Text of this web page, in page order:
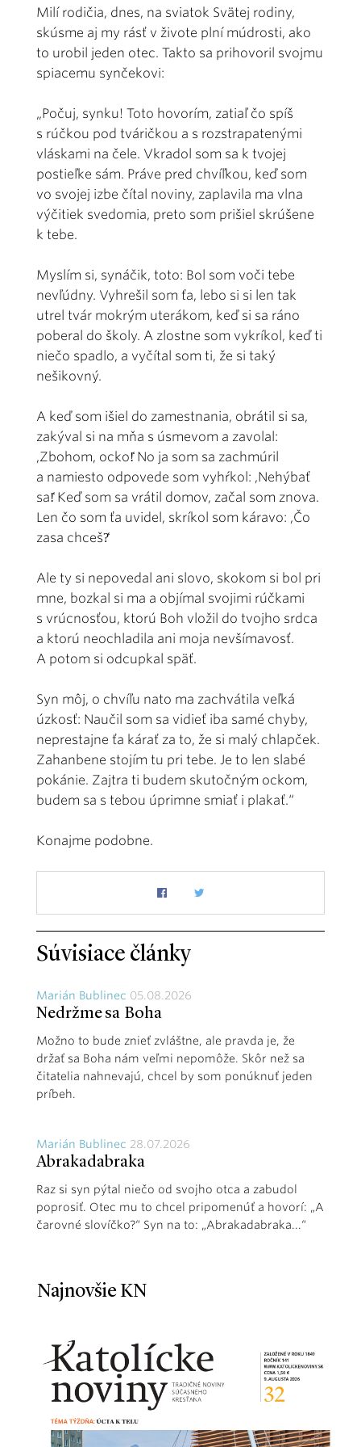
Milí rodičia, dnes, na sviatok Svätej rodiny,
skúsme aj my rásť v živote plní múdrosti, ako
to urobil jeden otec. Takto sa prihovoril svojmu
spiacemu synčekovi:
„Počuj, synku! Toto hovorím, zatiaľ čo spíš
s rúčkou pod tváričkou a s rozstrapatenými
vláskami na čele. Vkradol som sa k tvojej
postieľke sám. Práve pred chvíľkou, keď som
vo svojej izbe čítal noviny, zaplavila ma vlna
výčitiek svedomia, preto som prišiel skrúšene
k tebe.
Myslím si, synáčik, toto: Bol som voči tebe
nevľúdny. Vyhrešil som ťa, lebo si si len tak
utrel tvár mokrým uterákom, keď si sa ráno
poberal do školy. A zlostne som vykríkol, keď ti
niečo spadlo, a vyčítal som ti, že si taký
nešikovný.
A keď som išiel do zamestnania, obrátil si sa,
zakýval si na mňa s úsmevom a zavolal:
,Zbohom, ocko!̒ No ja som sa zachmúril
a namiesto odpovede som vyhŕkol: ,Nehýbať
sa!̒ Keď som sa vrátil domov, začal som znova.
Len čo som ťa uvidel, skríkol som káravo: ,Čo
zasa chceš?̒
Ale ty si nepovedal ani slovo, skokom si bol pri
mne, bozkal si ma a objímal svojimi rúčkami
s vrúcnosťou, ktorú Boh vložil do tvojho srdca
a ktorú neochladila ani moja nevšímavosť.
A potom si odcupkal späť.
Syn môj, o chvíľu nato ma zachvátila veľká
úzkosť: Naučil som sa vidieť iba samé chyby,
neprestajne ťa kárať za to, že si malý chlapček.
Zahanbene stojím tu pri tebe. Je to len slabé
pokánie. Zajtra ti budem skutočným ockom,
budem sa s tebou úprimne smiať i plakať.“
Konajme podobne.
Súvisiace články
Marián Bublinec 05.08.2026
Nedržme sa Boha
Možno to bude znieť zvláštne, ale pravda je, že
držať sa Boha nám veľmi nepomôže. Skôr než sa
čitatelia nahnevajú, chcel by som ponúknuť jeden
príbeh.
Marián Bublinec 28.07.2026
Abrakadabraka
Raz si syn pýtal niečo od svojho otca a zabudol
poprosiť. Otec mu to chcel pripomenúť a hovorí: „A
čarovné slovíčko?“ Syn na to: „Abrakadabraka...“
Najnovšie KN